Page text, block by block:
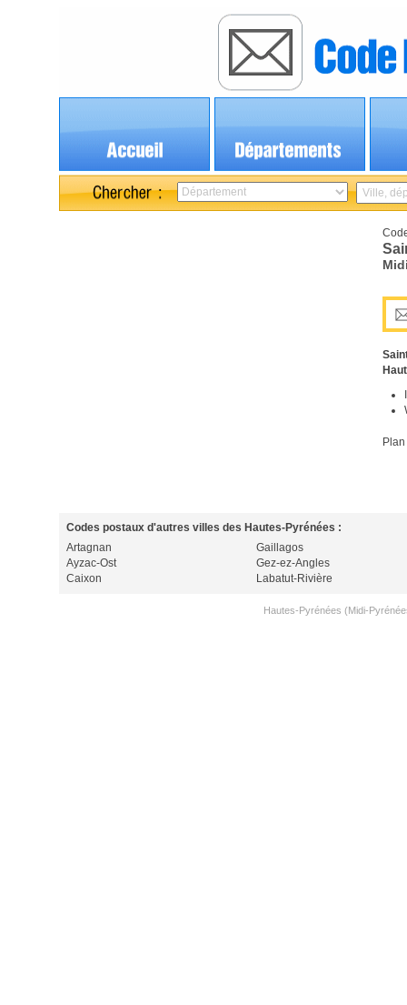
Codes postaux d'autres villes des Hautes-Pyrénées :
Artagnan
Ayzac-Ost
Caixon
Gaillagos
Gez-ez-Angles
Labatut-Rivière
Hautes-Pyrénées (Midi-